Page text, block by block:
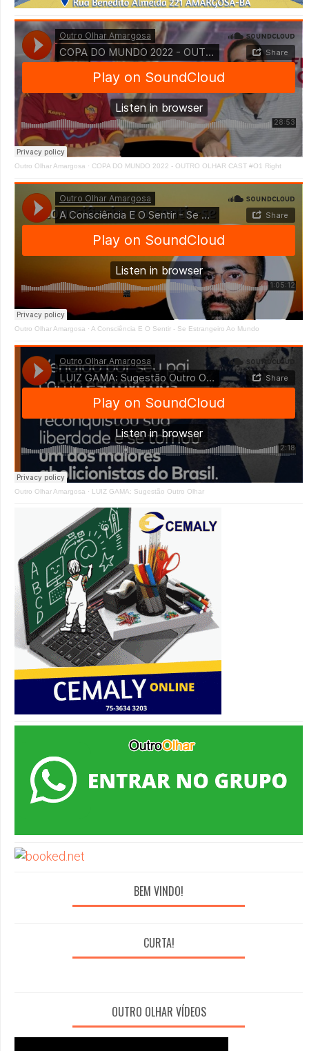
Outro Olhar Amargosa · COPA DO MUNDO 2022 - OUTRO OLHAR CAST #O1 Right
Outro Olhar Amargosa · A Consciência E O Sentir - Se Estrangeiro Ao Mundo
Outro Olhar Amargosa · LUIZ GAMA: Sugestão Outro Olhar
BEM VINDO!
CURTA!
OUTRO OLHAR VÍDEOS